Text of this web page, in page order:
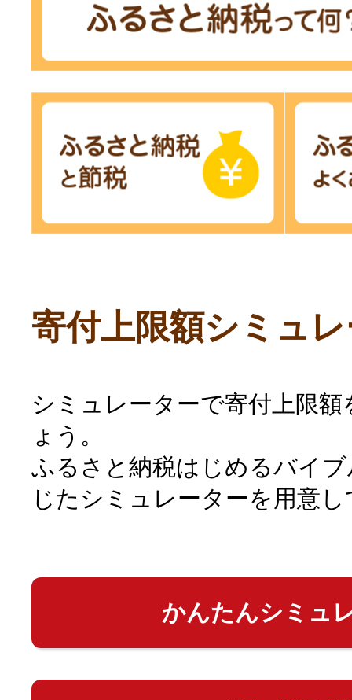
寄付上限額シミュ
シミュレーターで寄付上限
ょう。
ふるさと納税はじめるバイ
じたシミュレーターを用意
かんたんシミュ